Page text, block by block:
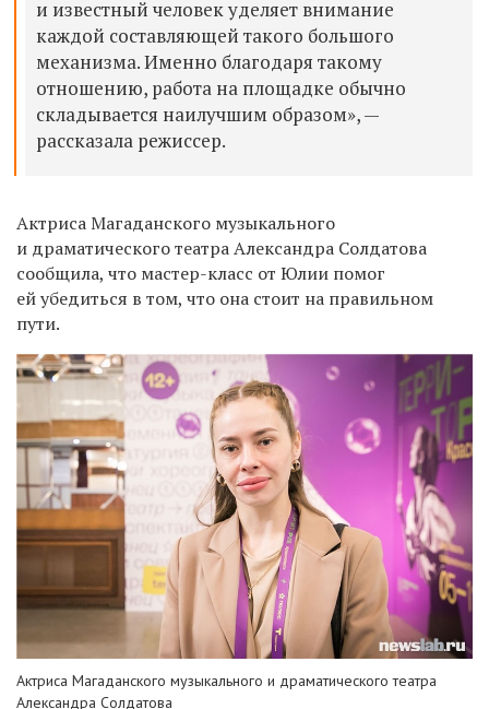
и известный человек уделяет внимание
каждой составляющей такого большого
механизма. Именно благодаря такому
отношению, работа на площадке обычно
складывается наилучшим образом», —
рассказала режиссер.
Актриса Магаданского музыкального
и драматического театра Александра Солдатова
сообщила, что мастер-класс от Юлии помог
ей убедиться в том, что она стоит на правильном
пути.
Актриса Магаданского музыкального и драматического театра
Александра Солдатова